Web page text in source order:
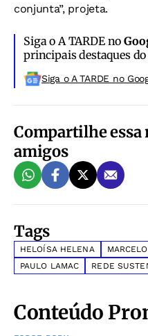
conjunta”, projeta.
Siga o A TARDE no
principais destaques
Siga o A TARDE no
Compartilhe essa
amigos
Tags
HELOÍSA HELENA
PAULO LAMAC
REDE